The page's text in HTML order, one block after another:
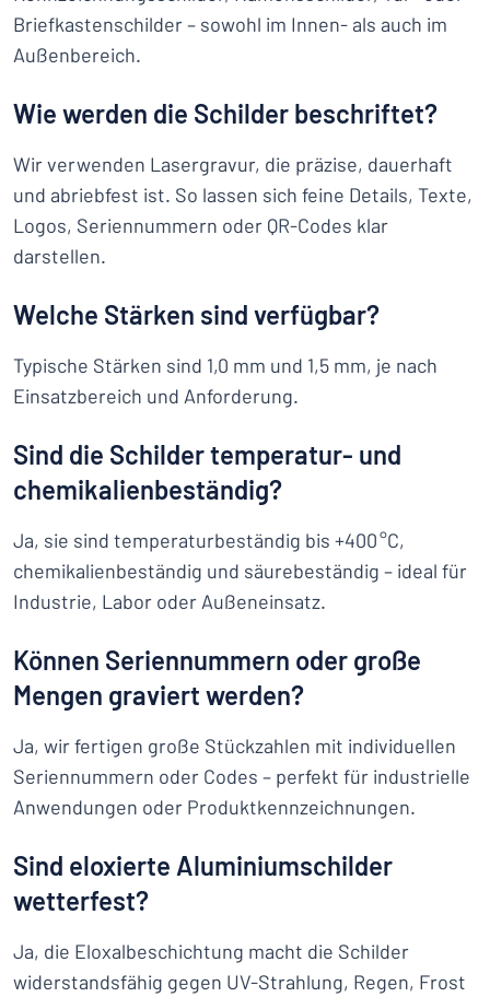
Briefkastenschilder – sowohl im Innen- als auch im
Außenbereich.
Wie werden die Schilder beschriftet?
Wir verwenden Lasergravur, die präzise, dauerhaft
und abriebfest ist. So lassen sich feine Details, Texte,
Logos, Seriennummern oder QR-Codes klar
darstellen.
Welche Stärken sind verfügbar?
Typische Stärken sind 1,0 mm und 1,5 mm, je nach
Einsatzbereich und Anforderung.
Sind die Schilder temperatur- und
chemikalienbeständig?
Ja, sie sind temperaturbeständig bis +400 °C,
chemikalienbeständig und säurebeständig – ideal für
Industrie, Labor oder Außeneinsatz.
Können Seriennummern oder große
Mengen graviert werden?
Ja, wir fertigen große Stückzahlen mit individuellen
Seriennummern oder Codes – perfekt für industrielle
Anwendungen oder Produktkennzeichnungen.
Sind eloxierte Aluminiumschilder
wetterfest?
Ja, die Eloxalbeschichtung macht die Schilder
widerstandsfähig gegen UV-Strahlung, Regen, Frost